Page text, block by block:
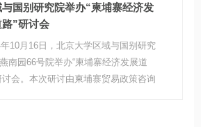
与国别研究院举办“柬埔寨经济发
路”研讨会
10月16日，北京大学区域与国别研究
南园66号院举办“柬埔寨经济发展道
讨会。本次研讨由柬埔寨贸易政策咨询